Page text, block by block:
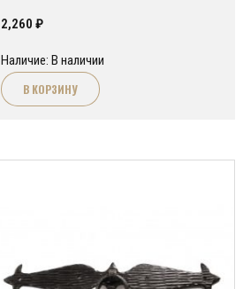
2,260 ₽
Наличие: В наличии
В КОРЗИНУ